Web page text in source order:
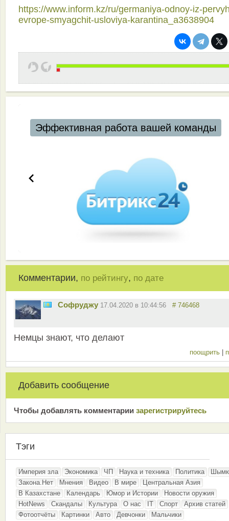
https://www.inform.kz/ru/germaniya-odnoy-iz-
evrope-smyagchit-usloviya-karantina_a3638904
Эффективная работа вашей команды
Комментарии, по рейтингу, по дате
Софруджу 17.04.2020 в 10:44:56 # 746468
Немцы знают, что делают
поощрить
Добавить сообщение
Чтобы добавлять комментарии зарeгиcтрирyйтeсь
Тэги
Империя зла Экономика ЧП Наука и техника Политика
Закона.Нет
Мнения Видео В мире
Центральная Азия
В Казахстане
Календарь Юмор и Истории
Новости оружия
HotNews
Скандалы Культура О нас IT Спорт
Архив статей
Фотоотчёты
Картинки Авто Девчонки
Мальчики